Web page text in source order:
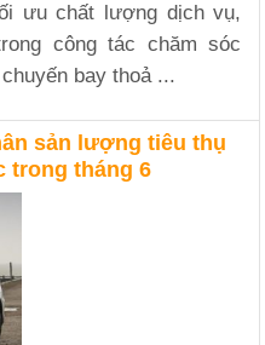
ưu chất lượng dịch vụ,
công tác chăm sóc
bay thoả ...
sản lượng tiêu thụ
trong tháng 6